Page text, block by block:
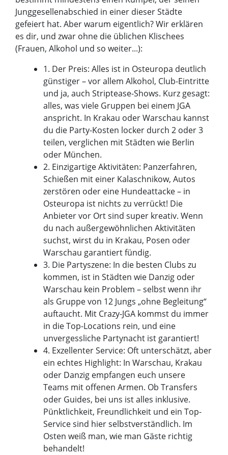
Junggesellenabschied in einer dieser Städte
gefeiert hat. Aber warum eigentlich? Wir erklären
es dir, und zwar ohne die üblichen Klischees
(Frauen, Alkohol und so weiter...):
1. Der Preis: Alles ist in Osteuropa deutlich
günstiger – vor allem Alkohol, Club-Eintritte
und ja, auch Striptease-Shows. Kurz gesagt:
alles, was viele Gruppen bei einem JGA
anspricht. In Krakau oder Warschau kannst
du die Party-Kosten locker durch 2 oder 3
teilen, verglichen mit Städten wie Berlin
oder München.
2. Einzigartige Aktivitäten: Panzerfahren,
Schießen mit einer Kalaschnikow, Autos
zerstören oder eine Hundeattacke – in
Osteuropa ist nichts zu verrückt! Die
Anbieter vor Ort sind super kreativ. Wenn
du nach außergewöhnlichen Aktivitäten
suchst, wirst du in Krakau, Posen oder
Warschau garantiert fündig.
3. Die Partyszene: In die besten Clubs zu
kommen, ist in Städten wie Danzig oder
Warschau kein Problem – selbst wenn ihr
als Gruppe von 12 Jungs „ohne Begleitung“
auftaucht. Mit Crazy-JGA kommst du immer
in die Top-Locations rein, und eine
unvergessliche Partynacht ist garantiert!
4. Exzellenter Service: Oft unterschätzt, aber
ein echtes Highlight: In Warschau, Krakau
oder Danzig empfangen euch unsere
Teams mit offenen Armen. Ob Transfers
oder Guides, bei uns ist alles inklusive.
Pünktlichkeit, Freundlichkeit und ein Top-
Service sind hier selbstverständlich. Im
Osten weiß man, wie man Gäste richtig
behandelt!